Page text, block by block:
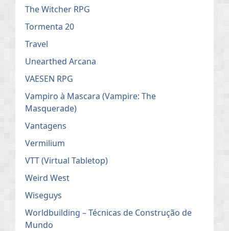
The Witcher RPG
Tormenta 20
Travel
Unearthed Arcana
VAESEN RPG
Vampiro à Mascara (Vampire: The
Masquerade)
Vantagens
Vermilium
VTT (Virtual Tabletop)
Weird West
Wiseguys
Worldbuilding – Técnicas de Construção de
Mundo